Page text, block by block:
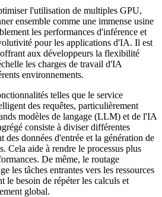
l'utilisation de multiples GPU,
ensemble comme une immense usine
les performances d'inférence et
pour les applications d'IA. Il est
aux développeurs la flexibilité
les charges de travail d'IA
environnements.
telles que le service
des requêtes, particulièrement
modèles de langage (LLM) et de l'IA
consiste à diviser différentes
des données d'entrée et la génération de
Cela aide à rendre le processus plus
De même, le routage
les tâches entrantes vers les ressources
le besoin de répéter les calculs et
global.